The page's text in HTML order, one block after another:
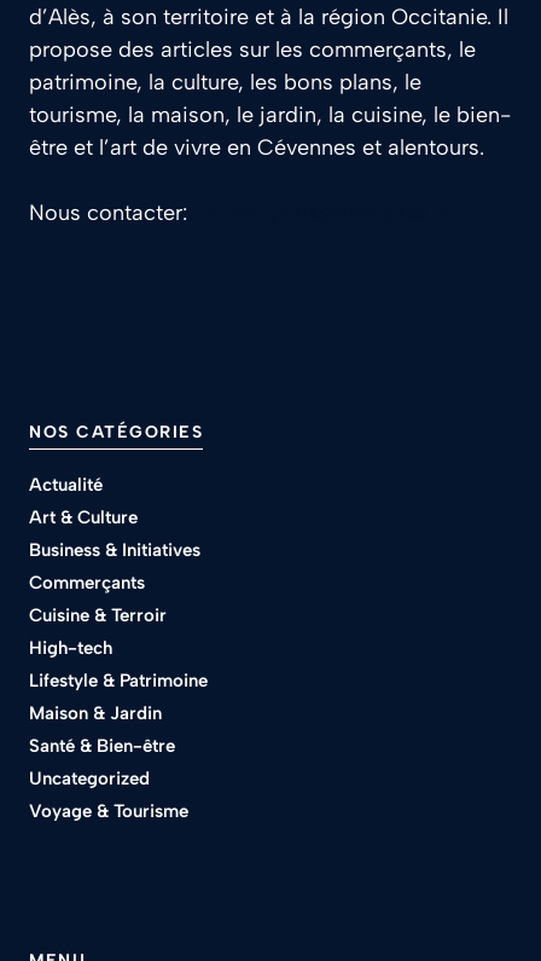
d’Alès, à son territoire et à la région Occitanie. Il
propose des articles sur les commerçants, le
patrimoine, la culture, les bons plans, le
tourisme, la maison, le jardin, la cuisine, le bien-
être et l’art de vivre en Cévennes et alentours.
Nous contacter:
NOS CATÉGORIES
Actualité
Art & Culture
Business & Initiatives
Commerçants
Cuisine & Terroir
High-tech
Lifestyle & Patrimoine
Maison & Jardin
Santé & Bien-être
Uncategorized
Voyage & Tourisme